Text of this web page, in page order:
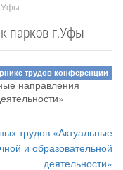
парков г.Уфы
трудов конференции
трудов «Актуальные
и образовательной
деятельности»